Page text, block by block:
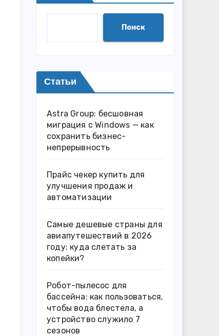
Поиск
Статьи
Astra Group: бесшовная
миграция с Windows — как
сохранить бизнес-
непрерывность
Прайс чекер купить для
улучшения продаж и
автоматизации
Самые дешевые страны для
авиапутешествий в 2026
году: куда слетать за
копейки?
Робот-пылесос для
бассейна: как пользоваться,
чтобы вода блестела, а
устройство служило 7
сезонов